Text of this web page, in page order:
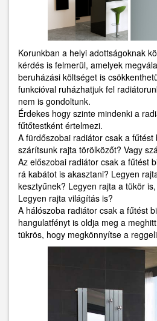
Korunkban a helyi adottságoknak
kérdés is felmerül, amelyek
beruházási költséget is
funkcióval ruházhatjuk fel
nem is gondoltunk.
Érdekes hogy szinte mindenki a
fűtőtestként értelmezi.
A fürdőszobai radiátor csak a fűtést
szárítsunk rajta törölközőt? Vagy
Az előszobai radiátor csak a fűtést
rá kabátot is akasztani? Legyen
kesztyűnek? Legyen rajta a tükör
Legyen rajta világítás is?
A hálószoba radiátor csak a fűtést
hangulatfényt is oldja meg a
tükrös, hogy megkönnyítse a